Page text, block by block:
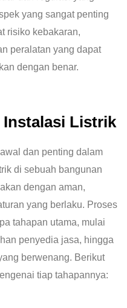
yang sangat penting
risiko kebakaran,
peralatan yang dapat
dengan benar.
Instalasi Listrik
dan penting dalam
di sebuah bangunan
dengan aman,
yang berlaku. Proses
tahapan utama, mulai
penyedia jasa, hingga
berwenang. Berikut
tiap tahapannya: